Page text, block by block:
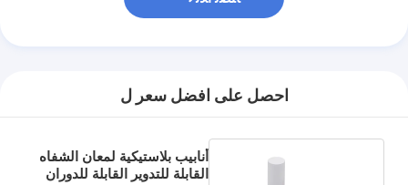
احصل على افضل سعر ل
أنابيب بلاستيكية لمعان الشفاه
القابلة للتدوير القابلة للدوران